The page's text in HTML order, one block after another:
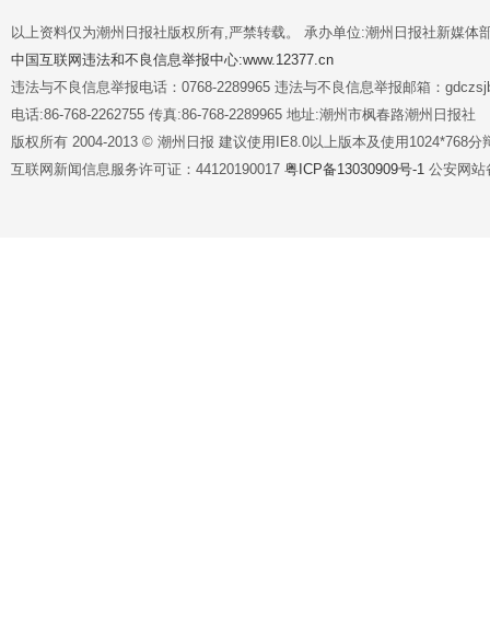
以上资料仅为潮州日报社版权所有,严禁转载。 承办单位:潮州日报社新媒体
中国互联网违法和不良信息举报中心:www.12377.cn
违法与不良信息举报电话：0768-2289965 违法与不良信息举报邮箱：
电话:86-768-2262755 传真:86-768-2289965 地址:潮州市枫春路潮州日报社
版权所有 2004-2013 © 潮州日报 建议使用IE8.0以上版本及使用1024*768分
互联网新闻信息服务许可证：44120190017 粤ICP备13030909号-1 公安网站